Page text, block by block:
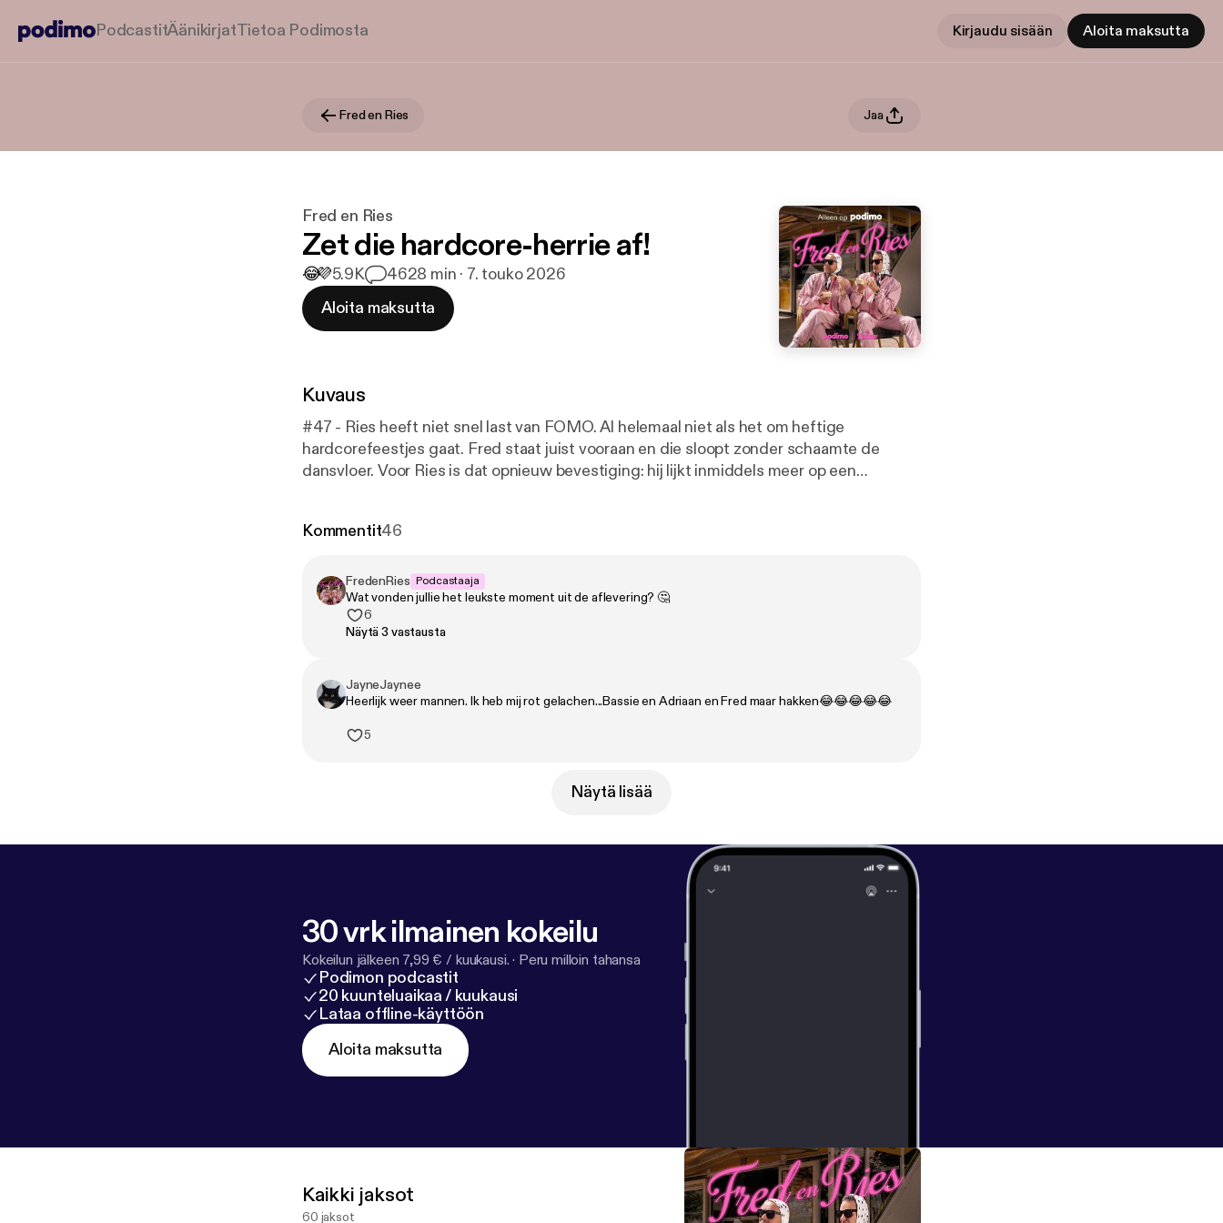
PodcastitÄänikirjatTietoa Podimosta Kirjaudu sisään Aloita maksutta
Fred en Ries Jaa
Fred en Ries
Zet die hardcore-herrie af!
😂💜5.9K 4628 min · 7. touko 2026
Aloita maksutta
Kuvaus
#47 - Ries heeft niet snel last van FOMO. Al helemaal niet als het om heftige
hardcorefeestjes gaat. Fred staat juist vooraan en die sloopt zonder schaamte de
dansvloer. Voor Ries is dat opnieuw bevestiging: hij lijkt inmiddels meer op een
misdaden van je beste vriend? Ons niet gezien! 🎧 Geproduceerd door Tonny Media 💖
Kommentit46
FredenRies Podcastaaja
Wat vonden jullie het leukste moment uit de aflevering? 🤔
6
Näytä 3 vastausta
JayneJaynee
Heerlijk weer mannen. Ik heb mij rot gelachen...Bassie en Adriaan en Fred maar hakken😂😂😂😂😂
5
Näytä lisää
30 vrk ilmainen kokeilu
Kokeilun jälkeen 7,99 € / kuukausi. · Peru milloin tahansa
Podimon podcastit
20 kuunteluaikaa / kuukausi
Lataa offline-käyttöön
Aloita maksutta
Kaikki jaksot
60 jaksot